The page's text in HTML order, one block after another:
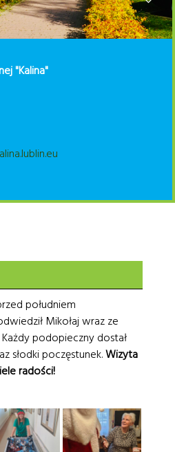
"Kalina"
południem
Mikołaj wraz ze
podopieczny dostał
słodki poczęstunek.Wizyta
radości!